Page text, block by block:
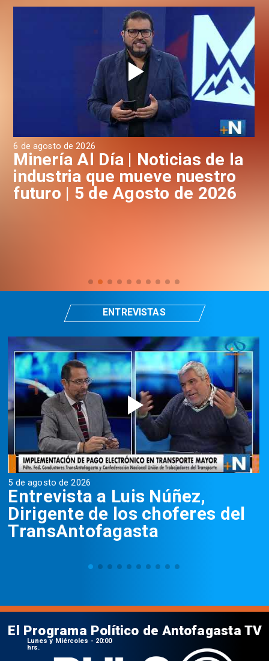
6 de agosto de 2026
Minería Al Día | Noticias de la
industria que mueve nuestro
futuro | 5 de Agosto de 2026
5 de agosto de 2026
Entrevista a Luis Núñez,
Dirigente de los choferes del
TransAntofagasta
ENTREVISTAS
El Programa Político de Antofagasta TV
Lunes y Miércoles - 20:00
hrs.